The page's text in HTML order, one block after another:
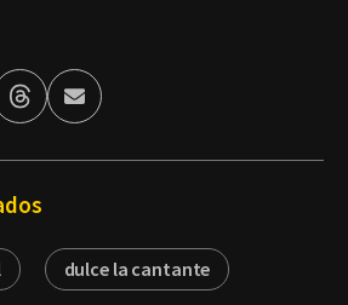
ThreadsEnviar
por
dulce la cantante